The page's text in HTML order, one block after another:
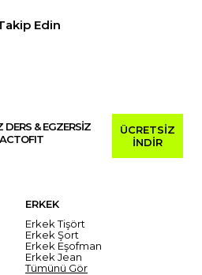
Edin
DERS & EGZERSİZ
ÜCRETSİZ
İNDİR
ERKEK
Erkek Tişört
Erkek Şort
Erkek Eşofman
Erkek Jean
Tümünü Gör